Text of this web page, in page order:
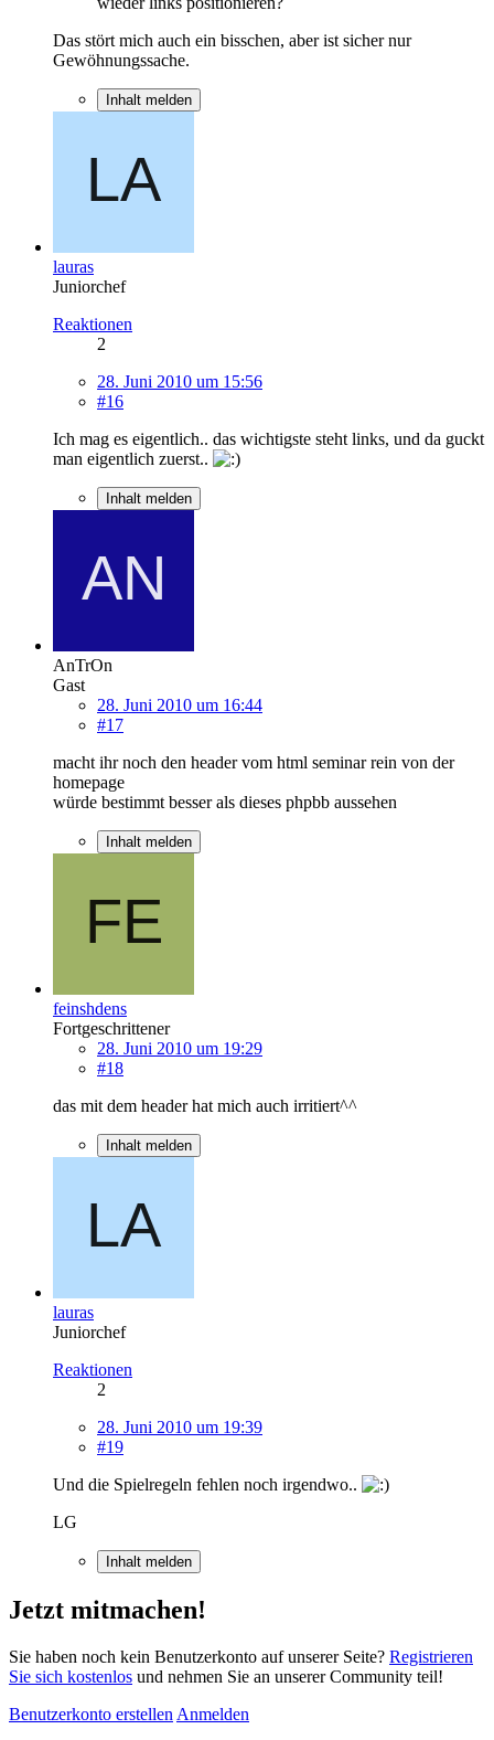
Das stört mich auch ein bisschen, aber ist sicher nur
Gewöhnungssache.
Inhalt melden
lauras
Juniorchef
Reaktionen
2
28. Juni 2010 um 15:56
#16
Ich mag es eigentlich.. das wichtigste steht links, und da guckt
man eigentlich zuerst..
Inhalt melden
AnTrOn
Gast
28. Juni 2010 um 16:44
#17
macht ihr noch den header vom html seminar rein von der
homepage
würde bestimmt besser als dieses phpbb aussehen
Inhalt melden
feinshdens
Fortgeschrittener
28. Juni 2010 um 19:29
#18
das mit dem header hat mich auch irritiert^^
Inhalt melden
lauras
Juniorchef
Reaktionen
2
28. Juni 2010 um 19:39
#19
Und die Spielregeln fehlen noch irgendwo..
LG
Inhalt melden
Jetzt mitmachen!
Sie haben noch kein Benutzerkonto auf unserer Seite? Registrieren
Sie sich kostenlos und nehmen Sie an unserer Community teil!
Benutzerkonto erstellen Anmelden